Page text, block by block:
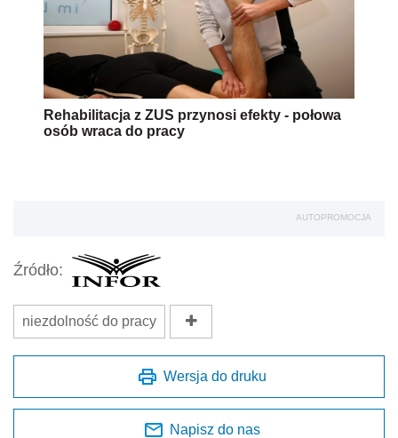
Rehabilitacja z ZUS przynosi efekty - połowa
osób wraca do pracy
AUTOPROMOCJA
Źródło:
niezdolność do pracy
Wersja do druku
Napisz do nas